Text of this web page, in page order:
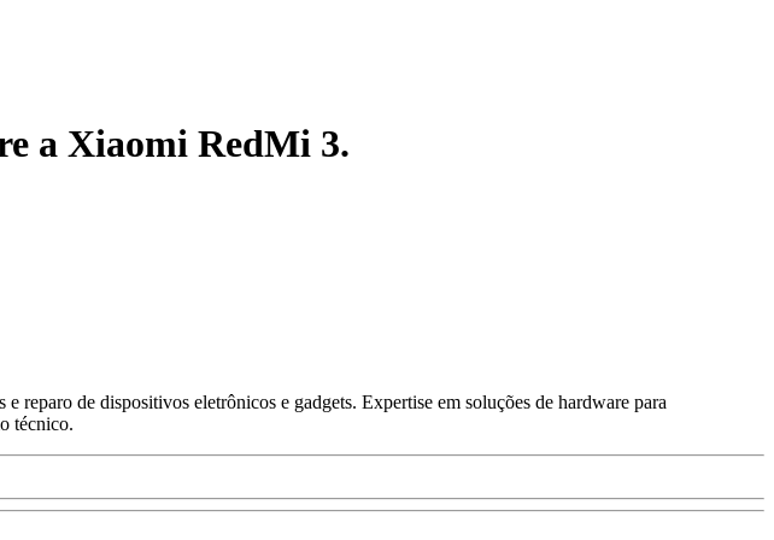
a Xiaomi RedMi 3.
reparo de dispositivos eletrônicos e gadgets. Expertise em soluções de hardware para
técnico.